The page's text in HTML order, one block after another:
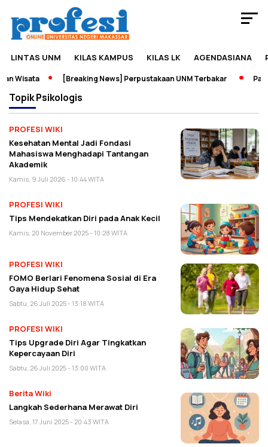
LINTAS UNM KILAS KAMPUS KILAS LK AGENDASIANA
Wisata [Breaking News] Perpustakaan UNM Terbakar
TopikPsikologis
PROFESI WIKI
Kesehatan Mental Jadi Fondasi
Mahasiswa Menghadapi Tantangan
Akademik
Kamis, 9 Juli 2026 - 10:44 WITA
PROFESI WIKI
Tips Mendekatkan Diri pada Anak Kecil
Kamis, 20 November 2025 - 10:28 WITA
PROFESI WIKI
FOMO Berlari Fenomena Sosial di Era
Gaya Hidup Sehat
Sabtu, 26 Juli 2025 - 13:18 WITA
PROFESI WIKI
Tips Upgrade Diri Agar Tingkatkan
Kepercayaan Diri
Sabtu, 26 Juli 2025 - 13:00 WITA
Berita Wiki
Langkah Sederhana Merawat Diri
Selasa, 17 Juni 2025 - 20:43 WITA